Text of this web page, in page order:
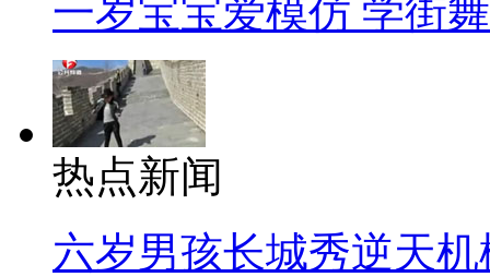
一岁宝宝爱模仿 学街
热点新闻
六岁男孩长城秀逆天机